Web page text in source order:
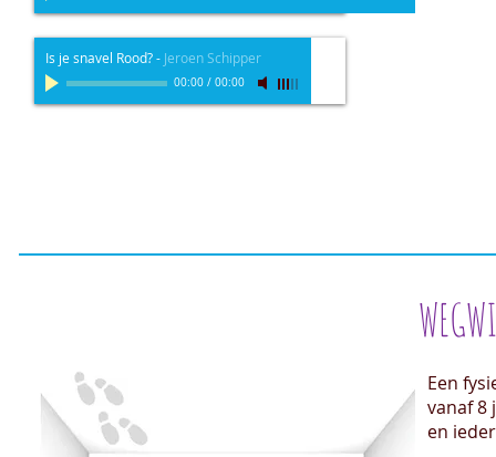
Is je snavel Rood?- Jeroen Schipper
00:00 / 00:00
WEGWIJS 7+ (
Een
vanaf 8
en